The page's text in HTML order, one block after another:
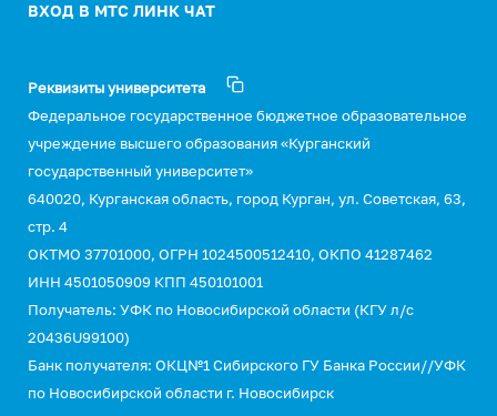
ВХОД В МТС ЛИНК ЧАТ
Реквизиты университета
Федеральное государственное бюджетное образовательное
учреждение высшего образования «Курганский
государственный университет»
640020, Курганская область, город Курган, ул. Советская, 63,
стр. 4
ОКТМО 37701000, ОГРН 1024500512410, ОКПО 41287462
ИНН 4501050909 КПП 450101001
Получатель: УФК по Новосибирской области (КГУ л/с
20436U99100)
Банк получателя: ОКЦ№1 Сибирского ГУ Банка России//УФК
по Новосибирской области г. Новосибирск